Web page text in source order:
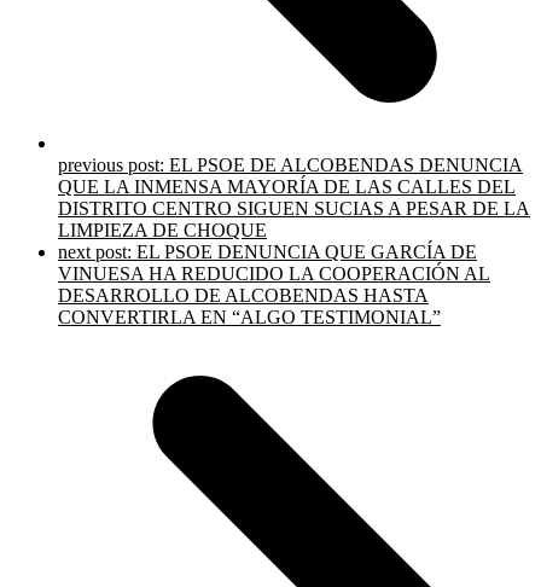
previous post: EL PSOE DE ALCOBENDAS DENUNCIA
QUE LA INMENSA MAYORÍA DE LAS CALLES DEL
DISTRITO CENTRO SIGUEN SUCIAS A PESAR DE LA
LIMPIEZA DE CHOQUE
next post: EL PSOE DENUNCIA QUE GARCÍA DE
VINUESA HA REDUCIDO LA COOPERACIÓN AL
DESARROLLO DE ALCOBENDAS HASTA
CONVERTIRLA EN “ALGO TESTIMONIAL”